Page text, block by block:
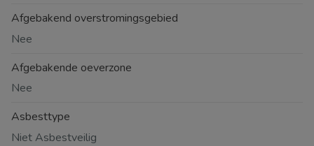
Afgebakend overstromingsgebied
Nee
Afgebakende oeverzone
Nee
Asbesttype
Niet Asbestveilig